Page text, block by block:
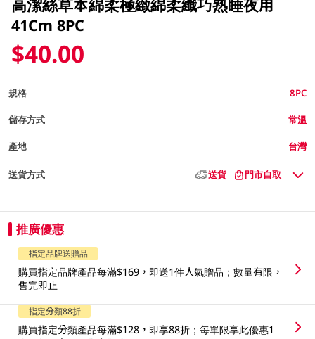
高潔絲草本綿柔極緻綿柔纖巧熟睡夜用
41Cm 8PC
$40.00
規格 8PC
儲存方式 常溫
產地 台灣
送貨方式 送貨 門市自取
推廣優惠
指定品牌送贈品
購買指定品牌產品每滿$169，即送1件人氣贈品；數量有限，
售完即止
指定分類88折
購買指定分類產品每滿$128，即享88折；每單限享此優惠1